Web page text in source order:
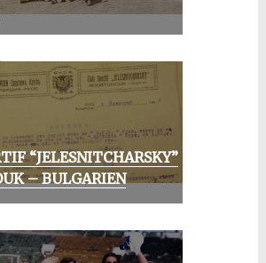
“JELESNITCHARSKY”
– BULGARIEN